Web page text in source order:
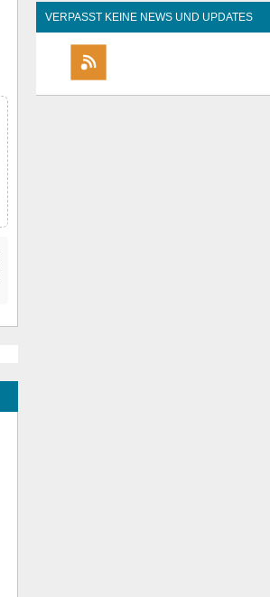
VERPASST KEINE NEWS UND UPDATES